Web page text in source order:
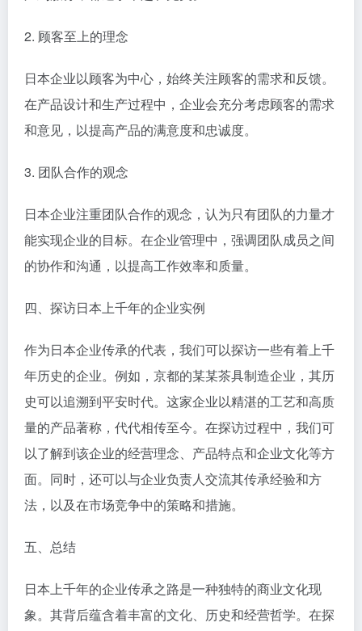
2. 顾客至上的理念
日本企业以顾客为中心，始终关注顾客的需求和反馈。
在产品设计和生产过程中，企业会充分考虑顾客的需求
和意见，以提高产品的满意度和忠诚度。
3. 团队合作的观念
日本企业注重团队合作的观念，认为只有团队的力量才
能实现企业的目标。在企业管理中，强调团队成员之间
的协作和沟通，以提高工作效率和质量。
四、探访日本上千年的企业实例
作为日本企业传承的代表，我们可以探访一些有着上千
年历史的企业。例如，京都的某某茶具制造企业，其历
史可以追溯到平安时代。这家企业以精湛的工艺和高质
量的产品著称，代代相传至今。在探访过程中，我们可
以了解到该企业的经营理念、产品特点和企业文化等方
面。同时，还可以与企业负责人交流其传承经验和方
法，以及在市场竞争中的策略和措施。
五、总结
日本上千年的企业传承之路是一种独特的商业文化现
象。其背后蕴含着丰富的文化、历史和经营哲学。在探